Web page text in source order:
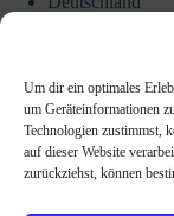
Um dir ein optimales
um Geräteinformationen
Technologien zustimmst,
auf dieser Website
zurückziehst, können
Unsere
nach
einfach anrufen
oder Whatsapp